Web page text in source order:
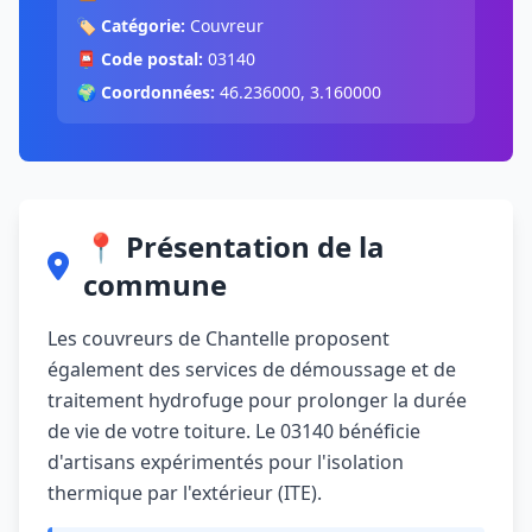
🏷️ Catégorie: Couvreur
📮 Code postal: 03140
🌍 Coordonnées: 46.236000, 3.160000
📍 Présentation de la
commune
Les couvreurs de Chantelle proposent
également des services de démoussage et de
traitement hydrofuge pour prolonger la durée
de vie de votre toiture. Le 03140 bénéficie
d'artisans expérimentés pour l'isolation
thermique par l'extérieur (ITE).